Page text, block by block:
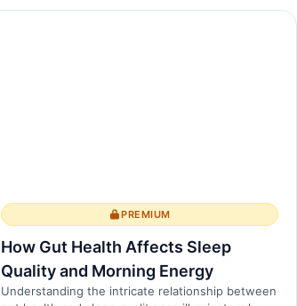
PREMIUM
How Gut Health Affects Sleep
Quality and Morning Energy
Understanding the intricate relationship between